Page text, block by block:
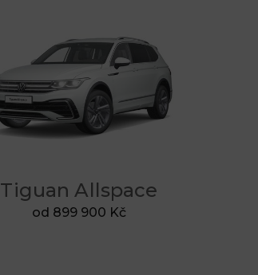
Tiguan Allspace
od 899 900 Kč